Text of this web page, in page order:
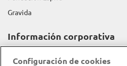
Gravida
Información corporativa
Configuración de cookies